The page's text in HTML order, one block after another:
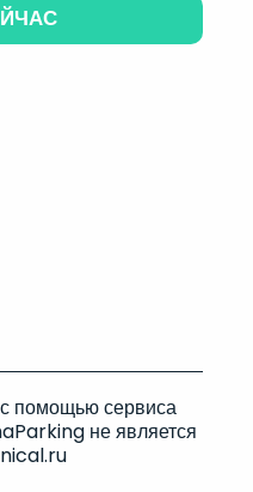
помощью сервиса
не является